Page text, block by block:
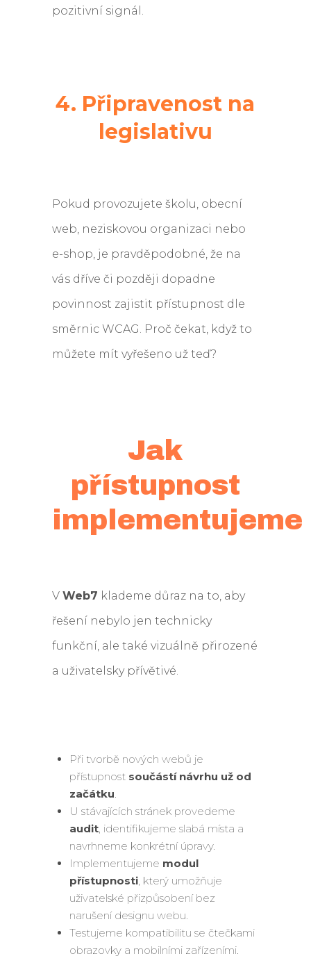
pozitivní signál.
4. Připravenost na
legislativu
Pokud provozujete školu, obecní
web, neziskovou organizaci nebo
e-shop, je pravděpodobné, že na
vás dříve či později dopadne
povinnost zajistit přístupnost dle
směrnic WCAG. Proč čekat, když to
můžete mít vyřešeno už teď?
Jak
přístupnost
implementujeme
V Web7 klademe důraz na to, aby
řešení nebylo jen technicky
funkční, ale také vizuálně přirozené
a uživatelsky přívětivé.
Při tvorbě nových webů je
přístupnost součástí návrhu už od
začátku
U stávajících stránek provedeme
audit, identifikujeme slabá místa a
navrhneme konkrétní úpravy.
Implementujeme modul
přístupnosti, který umožňuje
uživatelské přizpůsobení bez
narušení designu webu.
Testujeme kompatibilitu se čtečkami
obrazovky a mobilními zařízeními.